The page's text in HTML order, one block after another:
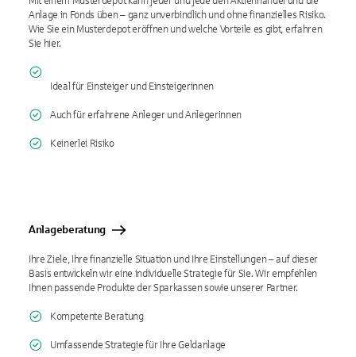
Anlage in Fonds üben – ganz unverbindlich und ohne finanzielles Risiko.
Wie Sie ein Musterdepot eröffnen und welche Vorteile es gibt, erfahren
Sie hier.
Ideal für Einsteiger und Einsteigerinnen
Auch für erfahrene Anleger und Anlegerinnen
Keinerlei Risiko
Anlageberatung
Ihre Ziele, Ihre finanzielle Situation und Ihre Einstellungen – auf dieser
Basis entwickeln wir eine individuelle Strategie für Sie. Wir empfehlen
Ihnen passende Produkte der Sparkassen sowie unserer Partner.
Kompetente Beratung
Umfassende Strategie für Ihre Geldanlage